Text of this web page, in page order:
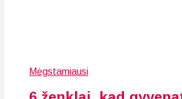
Mėgstamiausi